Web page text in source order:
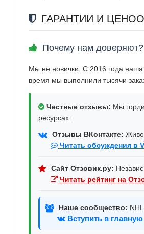
ГАРАНТИИ И
Почему нам доверяют?
Мы не новички. С 2016 года наша
время мы выполнили тысячи
Честные отзывы: Мы
ресурсах:
Отзывы ВКонтакте:
Читать обсуждения в
Сайт Отзовик.ру:
Читать рейтинг на
Наше сообщество:
Вступить в